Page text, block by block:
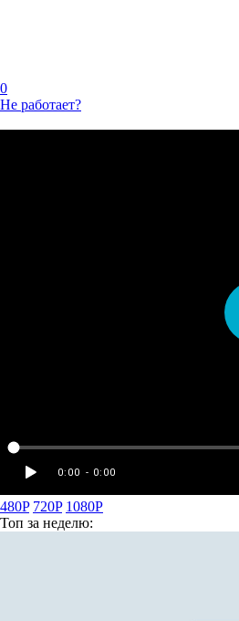
0
Не работает?
480P 720P 1080P
Топ за неделю: